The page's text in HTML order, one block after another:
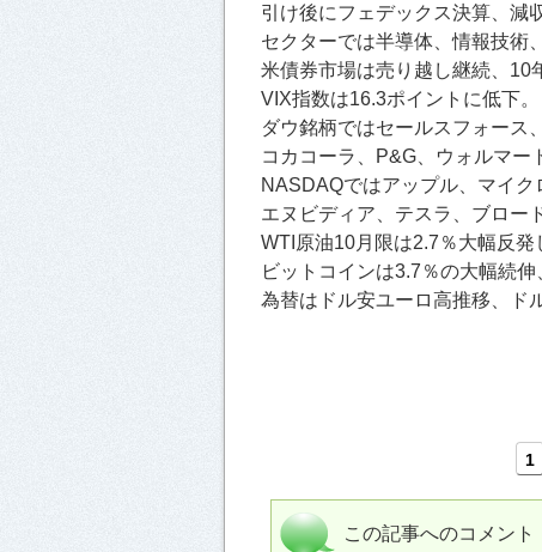
引け後にフェデックス決算、減
セクターでは半導体、情報技術
米債券市場は売り越し継続、10
VIX指数は16.3ポイントに低下。
ダウ銘柄ではセールスフォース
コカコーラ、P&G、ウォルマー
NASDAQではアップル、マイク
エヌビディア、テスラ、ブロー
WTI原油10月限は2.7％大幅反発
ビットコインは3.7％の大幅続
為替はドル安ユーロ高推移、ド
1
この記事へのコメント